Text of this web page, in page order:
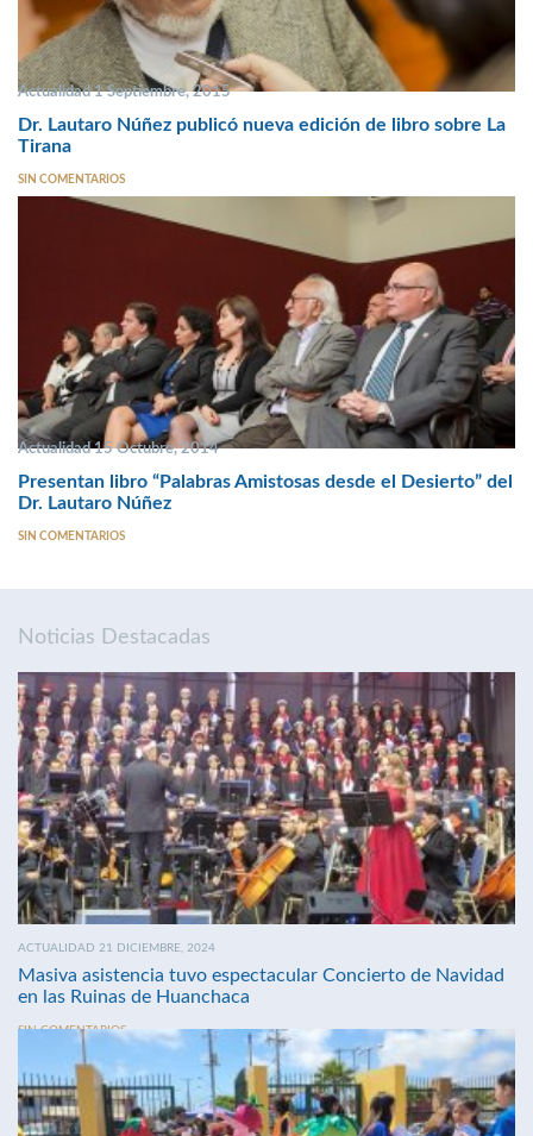
Actualidad 1 Septiembre, 2015
Dr. Lautaro Núñez publicó nueva edición de libro sobre La
Tirana
SIN COMENTARIOS
Actualidad 15 Octubre, 2014
Presentan libro “Palabras Amistosas desde el Desierto” del
Dr. Lautaro Núñez
SIN COMENTARIOS
Noticias Destacadas
ACTUALIDAD 21 DICIEMBRE, 2024
Masiva asistencia tuvo espectacular Concierto de Navidad
en las Ruinas de Huanchaca
SIN COMENTARIOS